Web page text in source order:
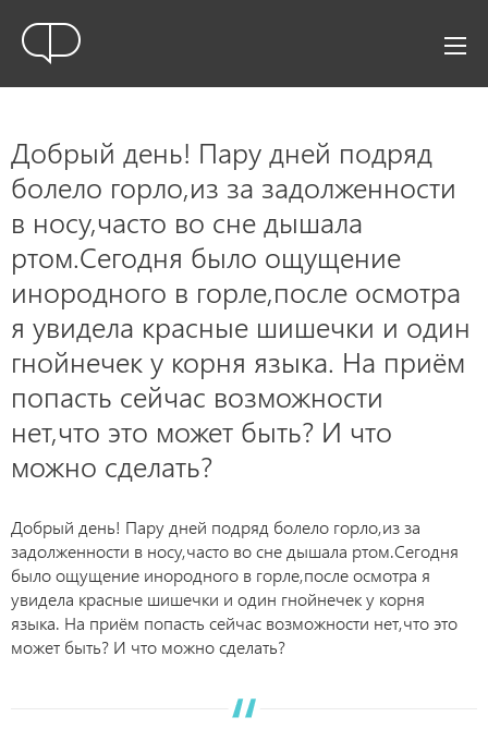
Добрый день! Пару дней подряд
болело горло,из за задолженности
в носу,часто во сне дышала
ртом.Сегодня было ощущение
инородного в горле,после осмотра
я увидела красные шишечки и один
гнойнечек у корня языка. На приём
попасть сейчас возможности
нет,что это может быть? И что
можно сделать?
Добрый день! Пару дней подряд болело горло,из за
задолженности в носу,часто во сне дышала ртом.Сегодня
было ощущение инородного в горле,после осмотра я
увидела красные шишечки и один гнойнечек у корня
языка. На приём попасть сейчас возможности нет,что это
может быть? И что можно сделать?